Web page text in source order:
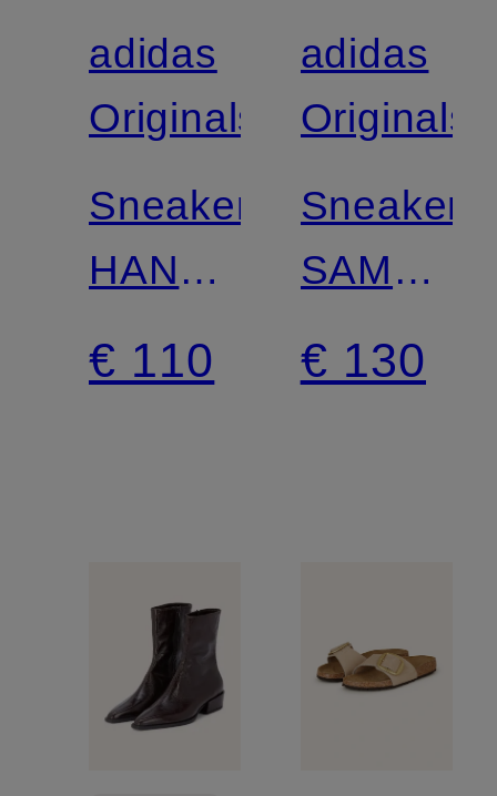
adidas
Originals
Sneakers
HANDBAL
SPECIAL
€ 110
adidas
Originals
Sneakers
SAMBA
OG
€ 130